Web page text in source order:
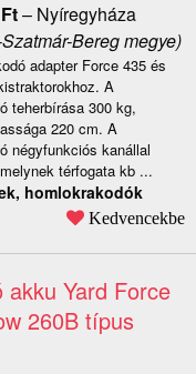
Ft– Nyíregyháza
Bereg megye)
adapter Force 435 és
A
teherbírása 300 kg,
220 cm. A
négyfunkciós kanállal
térfogata kb ...
homlokrakodók
Kedvencekbe
Yard Force
260B típus